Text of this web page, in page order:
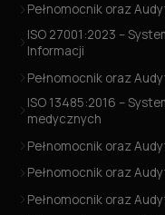
Pełnomocnik oraz
ISO 27001:2023 –
Informacji
Pełnomocnik oraz
ISO 13485:2016 –
medycznych
Pełnomocnik oraz
Pełnomocnik oraz
Pełnomocnik oraz